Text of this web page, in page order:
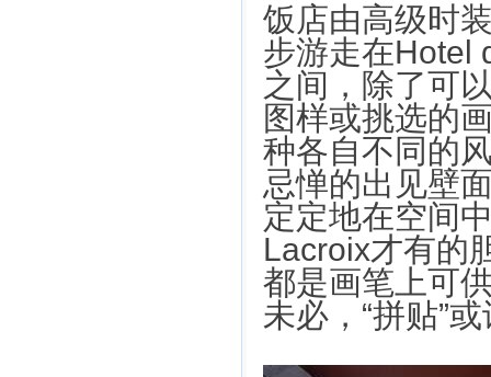
饭店由高级时
步游走在Hotel
之间，除了可
图样或挑选的
种各自不同的
忌惮的出见壁
定定地在空间
Lacroix才有的
都是画笔上可
未必，“拼贴”